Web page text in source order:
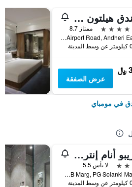
فندق هيلتون مومباي إنترناشيونال اير بورت
ممتاز 8.7
Sahar Airport Road, Andheri East, مومباي, الهند
عرض الصفقة
في مومباي
تريبو أنام إنترناشونال
لا بأس 5.5
Ghas Galli, Off DB Marg, PG Solanki Marg, مومباي, الهند